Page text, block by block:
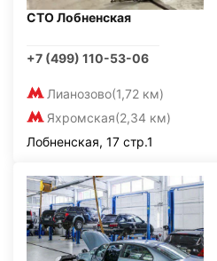
СТО Лобненская
+7 (499) 110-53-06
Лианозово(1,72 км)
Яхромская(2,34 км)
Лобненская, 17 стр.1